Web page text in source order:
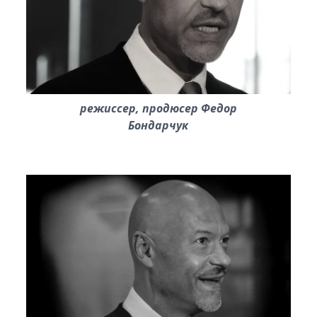
режиссер, продюсер Федор
Бондарчук